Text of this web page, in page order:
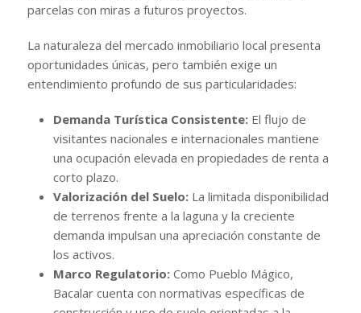
parcelas con miras a futuros proyectos.
La naturaleza del mercado inmobiliario local presenta
oportunidades únicas, pero también exige un
entendimiento profundo de sus particularidades:
Demanda Turística Consistente:El flujo de
visitantes nacionales e internacionales mantiene
una ocupación elevada en propiedades de renta a
corto plazo.
Valorización del Suelo:La limitada disponibilidad
de terrenos frente a la laguna y la creciente
demanda impulsan una apreciación constante de
los activos.
Marco Regulatorio:Como Pueblo Mágico,
Bacalar cuenta con normativas específicas de